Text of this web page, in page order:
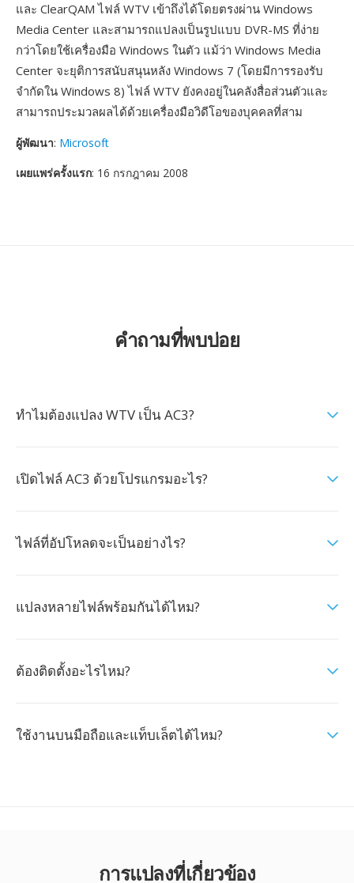
และ ClearQAM ไฟล์ WTV เข้าถึงได้โดยตรงผ่าน Windows
Media Center และสามารถแปลงเป็นรูปแบบ DVR-MS ที่ง่าย
กว่าโดยใช้เครื่องมือ Windows ในตัว แม้ว่า Windows Media
Center จะยุติการสนับสนุนหลัง Windows 7 (โดยมีการรองรับ
จำกัดใน Windows 8) ไฟล์ WTV ยังคงอยู่ในคลังสื่อส่วนตัวและ
สามารถประมวลผลได้ด้วยเครื่องมือวิดีโอของบุคคลที่สาม
ผู้พัฒนา: Microsoft
เผยแพร่ครั้งแรก: 16 กรกฎาคม 2008
คำถามที่พบบ่อย
ทำไมต้องแปลง WTV เป็น AC3?
เปิดไฟล์ AC3 ด้วยโปรแกรมอะไร?
ไฟล์ที่อัปโหลดจะเป็นอย่างไร?
แปลงหลายไฟล์พร้อมกันได้ไหม?
ต้องติดตั้งอะไรไหม?
ใช้งานบนมือถือและแท็บเล็ตได้ไหม?
การแปลงที่เกี่ยวข้อง